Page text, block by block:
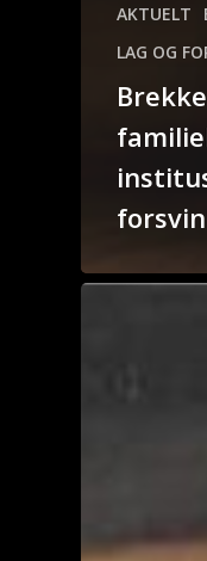
AKTUELT
LAG OG